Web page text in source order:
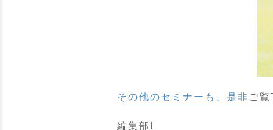
その他のセミナーも、是非 ご
編集部I